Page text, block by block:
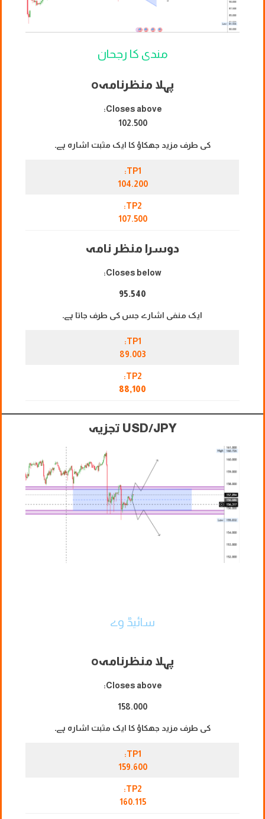
مندی کا رجحان
پہلا منظرنامہo
Closes above:
102.500
کی طرف مزید جھکاؤ کا ایک مثبت اشارہ ہے۔
TP1:
104.200
TP2:
107.500
دوسرا منظر نامہ
Closes below:
95.540
ایک منفی اشارے جس کی طرف جاتا ہے۔
TP1:
89.003
TP2:
88,100
USD/JPY تجزیہ
سائیڈ وے
پہلا منظرنامہo
Closes above:
158.000
کی طرف مزید جھکاؤ کا ایک مثبت اشارہ ہے۔
TP1:
159.600
TP2:
160.115